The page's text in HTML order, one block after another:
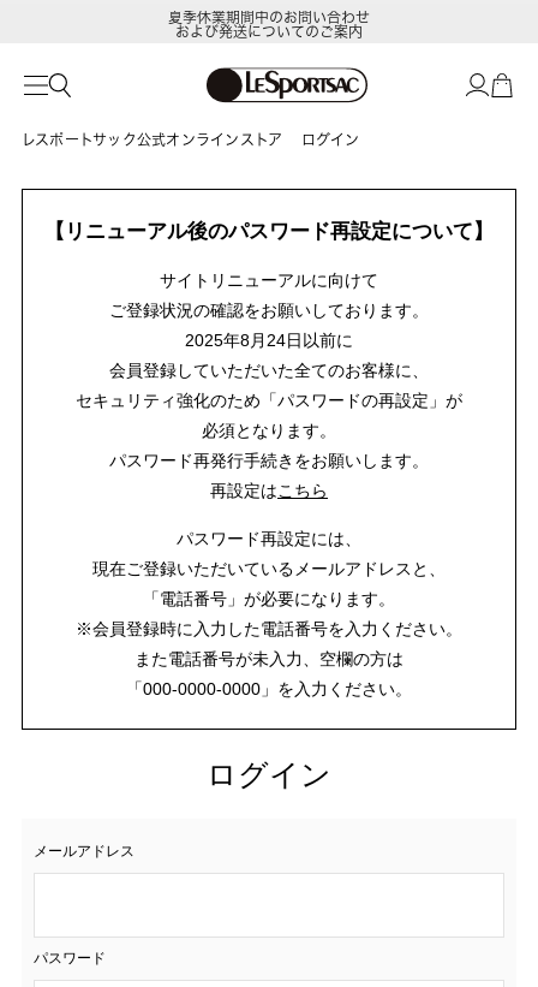
夏季休業期間中のお問い合わせ
および発送についてのご案内
レスポートサック公式オンラインストア ログイン
【リニューアル後のパスワード再設定について】
サイトリニューアルに向けて
ご登録状況の確認をお願いしております。
2025年8月24日以前に
会員登録していただいた全てのお客様に、
セキュリティ強化のため「パスワードの再設定」が
必須となります。
パスワード再発行手続きをお願いします。
再設定はこちら
パスワード再設定には、
現在ご登録いただいているメールアドレスと、
「電話番号」が必要になります。
※会員登録時に入力した電話番号を入力ください。
また電話番号が未入力、空欄の方は
「000-0000-0000」を入力ください。
ログイン
メールアドレス
パスワード